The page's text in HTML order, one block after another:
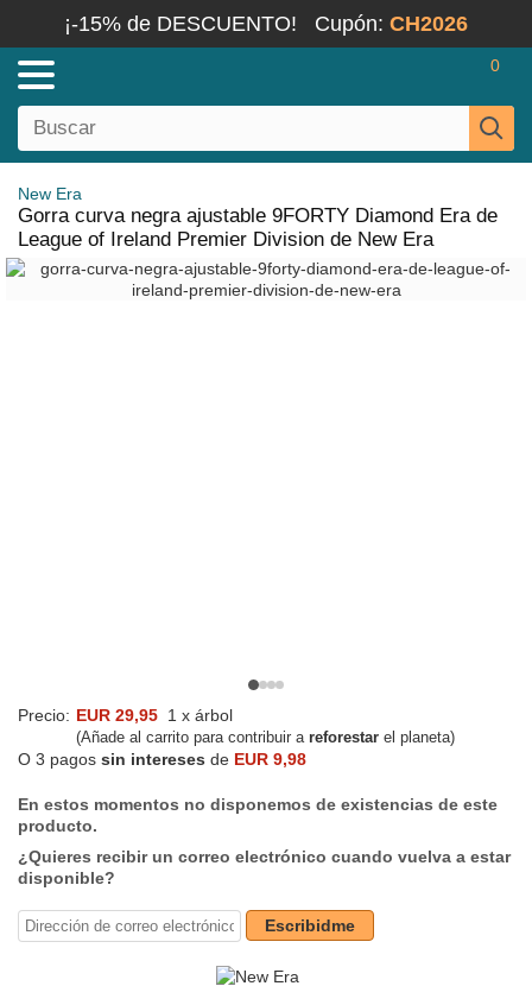
¡-15% de DESCUENTO! Cupón: CH2026
0
New Era
Gorra curva negra ajustable 9FORTY Diamond Era de
League of Ireland Premier Division de New Era
Precio: EUR 29,95 1 x árbol
(Añade al carrito para contribuir a reforestar el planeta)
O 3 pagos sin intereses de EUR 9,98
En estos momentos no disponemos de existencias de este
producto.
¿Quieres recibir un correo electrónico cuando vuelva a estar
disponible?
Escribidme